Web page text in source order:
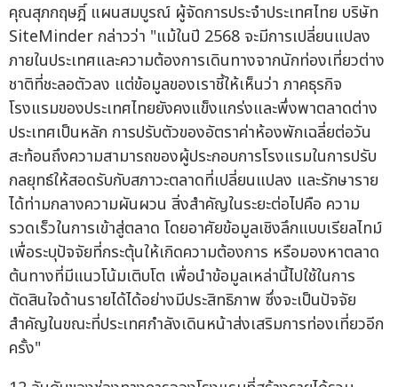
คุณสุภกฤษฎิ์ แผนสมบูรณ์ ผู้จัดการประจำประเทศไทย บริษัท
SiteMinder กล่าวว่า "แม้ในปี 2568 จะมีการเปลี่ยนแปลง
ภายในประเทศและความต้องการเดินทางจากนักท่องเที่ยวต่าง
ชาติที่ชะลอตัวลง แต่ข้อมูลของเราชี้ให้เห็นว่า ภาคธุรกิจ
โรงแรมของประเทศไทยยังคงแข็งแกร่งและพึ่งพาตลาดต่าง
ประเทศเป็นหลัก การปรับตัวของอัตราค่าห้องพักเฉลี่ยต่อวัน
สะท้อนถึงความสามารถของผู้ประกอบการโรงแรมในการปรับ
กลยุทธ์ให้สอดรับกับสภาวะตลาดที่เปลี่ยนแปลง และรักษาราย
ได้ท่ามกลางความผันผวน สิ่งสำคัญในระยะต่อไปคือ ความ
รวดเร็วในการเข้าสู่ตลาด โดยอาศัยข้อมูลเชิงลึกแบบเรียลไทม์
เพื่อระบุปัจจัยที่กระตุ้นให้เกิดความต้องการ หรือมองหาตลาด
ต้นทางที่มีแนวโน้มเติบโต เพื่อนำข้อมูลเหล่านี้ไปใช้ในการ
ตัดสินใจด้านรายได้ได้อย่างมีประสิทธิภาพ ซึ่งจะเป็นปัจจัย
สำคัญในขณะที่ประเทศกำลังเดินหน้าส่งเสริมการท่องเที่ยวอีก
ครั้ง"